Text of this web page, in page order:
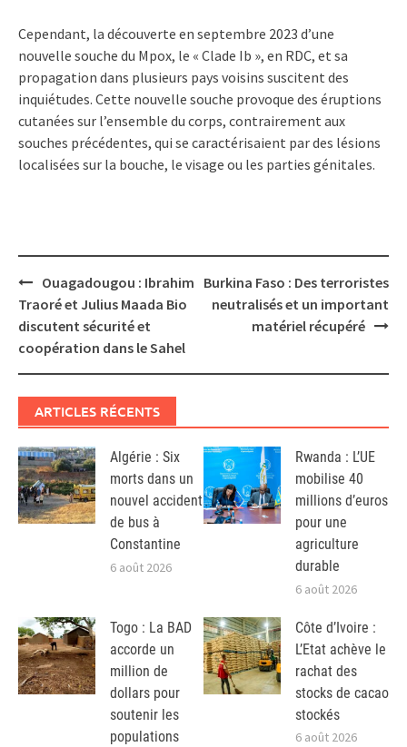
Cependant, la découverte en septembre 2023 d’une
nouvelle souche du Mpox, le « Clade Ib », en RDC, et sa
propagation dans plusieurs pays voisins suscitent des
inquiétudes. Cette nouvelle souche provoque des éruptions
cutanées sur l’ensemble du corps, contrairement aux
souches précédentes, qui se caractérisaient par des lésions
localisées sur la bouche, le visage ou les parties génitales.
Post
navigation
Ouagadougou : Ibrahim
Traoré et Julius Maada Bio
discutent sécurité et
coopération dans le Sahel
Burkina Faso : Des terroristes
neutralisés et un important
matériel récupéré
ARTICLES RÉCENTS
Algérie : Six
morts dans un
nouvel accident
de bus à
Constantine
6 août 2026
Rwanda : L’UE
mobilise 40
millions d’euros
pour une
agriculture
durable
6 août 2026
Togo : La BAD
accorde un
million de
dollars pour
soutenir les
populations
Côte d’Ivoire :
L’Etat achève le
rachat des
stocks de cacao
stockés
6 août 2026